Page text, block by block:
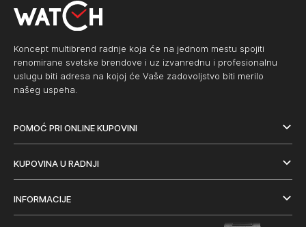
Koncept multibrend radnje koja će na jednom mestu spojiti
renomirane svetske brendove i uz izvanrednu i profesionalnu
uslugu biti adresa na kojoj će Vaše zadovoljstvo biti merilo
našeg uspeha.
POMOĆ PRI ONLINE KUPOVINI
KUPOVINA U RADNJI
INFORMACIJE